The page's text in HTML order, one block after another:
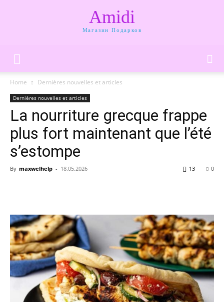
Amidi
Магазин Подарков
Home Dernières nouvelles et articles
Dernières nouvelles et articles
La nourriture grecque frappe
plus fort maintenant que l’été
s’estompe
By maxwelhelp - 18.05.2026 0
13